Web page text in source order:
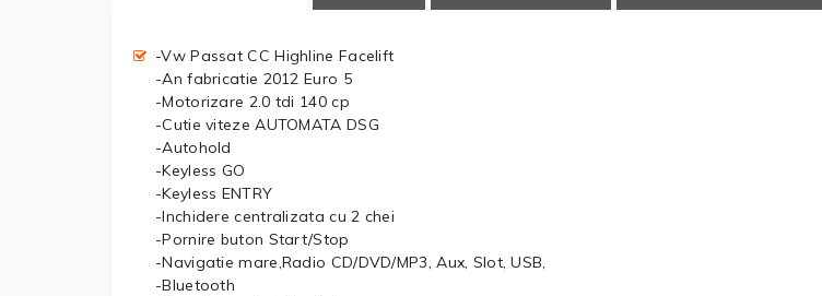
-Vw Passat CC Highline Facelift
-An fabricatie 2012 Euro 5
-Motorizare 2.0 tdi 140 cp
-Cutie viteze AUTOMATA DSG
-Autohold
-Keyless GO
-Keyless ENTRY
-Inchidere centralizata cu 2 chei
-Pornire buton Start/Stop
-Navigatie mare,Radio CD/DVD/MP3, Aux, Slot, USB,
-Bluetooth